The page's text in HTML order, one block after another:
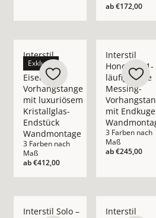
ab€172,00
Exklusiv
Interstil
Madison –
Eisen-
Vorhangstange
mit luxuriösem
Kristallglas-
Endstück
Wandmontage
3 Farben nach
Maß
ab€412,00
Interstil
Honoria – 1-
läufige edle
Messing-
mit
3 Farben nach
Maß
ab€245,00
Interstil Solo –
Interstil